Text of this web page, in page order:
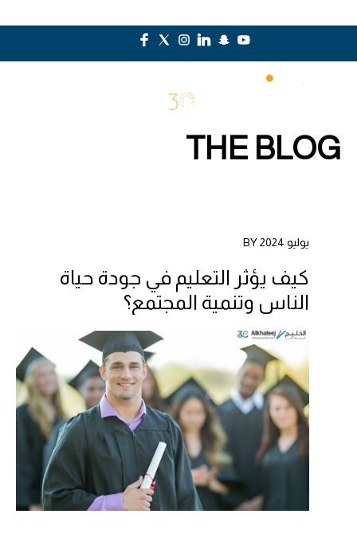
THE BLOG
يوليو 2024 BY
كيف يؤثر التعليم في جودة حياة
الناس وتنمية المجتمع؟